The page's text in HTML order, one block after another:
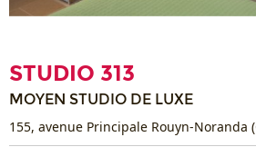
STUDIO 313
MOYEN STUDIO DE LUXE
155, avenue Principale Rouyn-Noranda